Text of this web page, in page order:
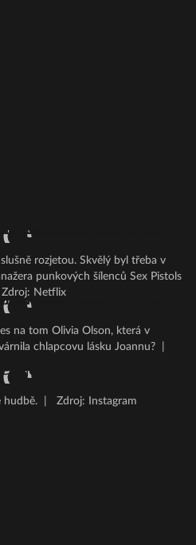
rozjetou. Skvělý byl třeba v
punkových šílenců Sex Pistols
Zdroj: Netflix
na tom Olivia Olson, která v
chlapcovu lásku Joannu?
hudbě.
Zdroj: Instagram